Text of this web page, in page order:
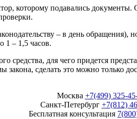
которому подавались документы.
– в день
1 – 1,5 часов.
средства, для чего придется
сделать это можно только
Москва +7(499) 325-
Санкт-Петербург +7(812)
Бесплатная консультация